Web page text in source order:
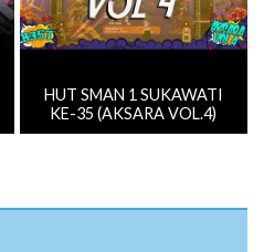
HUT SMAN 1 SUKAWATI
KE-35 (AKSARA VOL.4)